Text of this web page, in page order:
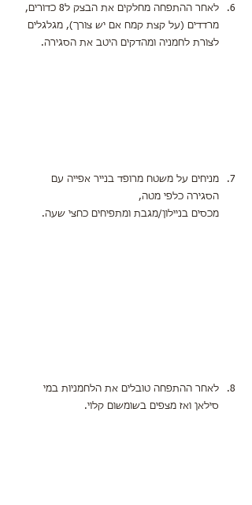
לאחר ההתפחה מחלקים את הבצק ל8 כדורים,
מרדדים (על קצת קמח אם יש צורך), מגלגלים
לצורת לחמניה ומהדקים היטב את הסגירה.
מניחים על משטח מרופד בנייר אפייה עם
הסגירה כלפי מטה,
מכסים בניילון/מגבת ומתפיחים כחצי שעה.
לאחר ההתפחה טובלים את הלחמניות במי
סילאן ואז מצפים בשומשום קלוי.